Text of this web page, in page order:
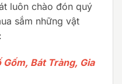
luôn chào đón quý
sắm những vật
Gốm, Bát Tràng, Gia